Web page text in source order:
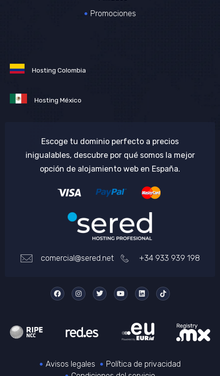
Promociones
Hosting Colombia
Hosting México
Escoge tu dominio perfecto a precios
inigualables, descubre por qué somos la mejor
opción de alojamiento web en España.
comercial@sered.net +34 933 939 198
Avisos legales
Política de privacidad